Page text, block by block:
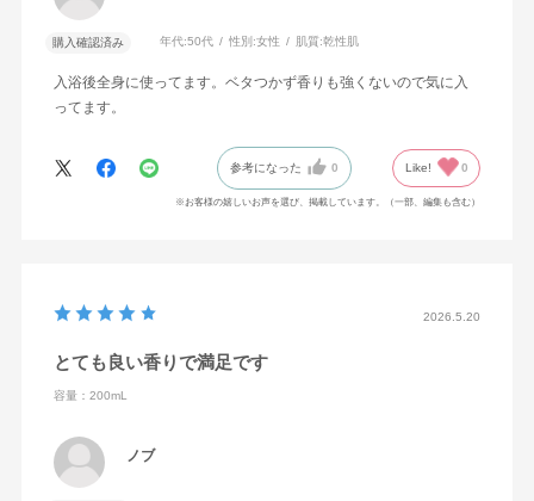
購入確認済み 年代:50代 性別:女性 肌質:乾性肌
入浴後全身に使ってます。ベタつかず香りも強くないので気に入
ってます。
参考になった 0 Like! 0
※お客様の嬉しいお声を選び、掲載しています。（一部、編集も含む）
2026.5.20
とても良い香りで満足です
容量：200mL
ノブ